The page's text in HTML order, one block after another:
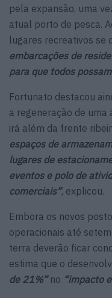
pela expansão, uma
atual porto de pesca.
lugares recreativos se
embarcações de
para que todos
Fortunato destacou
a regeneração de
irá além da frente
espaços de
lugares de
eventos e polo de
comerciais”, explicou.
Embora os novos
operacionais até
terra deverão ficar
estima que o
de 21%”no “impacto